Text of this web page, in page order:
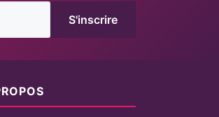
S'inscrire